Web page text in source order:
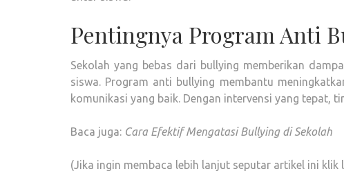
Pentingnya Program Anti
Sekolah yang bebas dari bullying memberikan
siswa. Program anti bullying membantu
komunikasi yang baik. Dengan intervensi yang tepat,
Baca juga: Cara Efektif Mengatasi Bullying di Sekolah
(Jika ingin membaca lebih lanjut seputar artikel ini klik